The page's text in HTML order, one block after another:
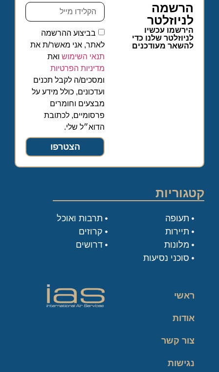
הרשמה
לניוזלטר
הירשמו עכשיו
לניוזלטר שלנו כדי
להשאר מעודכנים
בביצוע ההרשמה
לאתר, אני מאשר/ת את
תנאי השימוש ואת
מדיניות הפרטיות
ומסכים/ה לקבל תכנים
ועדכונים, כולל מידע על
מבצעים וחומרים
פרסומיים, לכתובת
הדוא״ל שלי.
הצטרפו
קטגוריות
תעופה
תיירות
מלונות
סוכני נסיעות
תרבות ואוכל
קרוזים
דרושים
ראשי
אודות
צור קשר
נגישות